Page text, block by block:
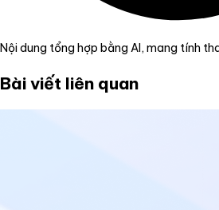
Nội dung tổng hợp bằng AI, mang tính
Bài viết liên quan